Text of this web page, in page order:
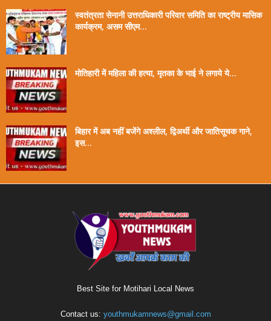
स्वतंत्रता सेनानी उत्तराधिकारी परिवार समिति का राष्ट्रीय मासिक
कार्यक्रम, असम सीएम...
मोतिहारी में महिला की हत्या, मृतका के भाई ने लगाये ये...
बिहार में अब नहीं बजेंगे अश्लील, द्विअर्थी और जातिसूचक गाने,
इस...
Best Site for Motihari Local News
Contact us: youthmukamnews@gmail.com